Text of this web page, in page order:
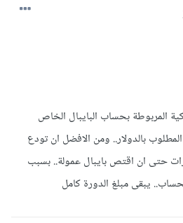
المربوطة بحساب البايبال الخاص
بالدولار.. ومن الافضل ان تودع
الدورة ب 5 دولارات حتى ان اقتص بايبال عمولة.. بسبب
يبقى مبلغ الدورة كامل